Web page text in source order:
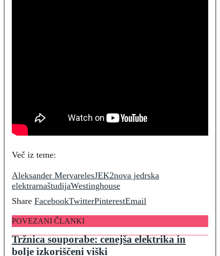
Več iz teme:
Aleksander MervarelesJEK2nova jedrska
elektrarnaštudijaWestinghouse
Share FacebookTwitterPinterestEmail
POVEZANI ČLANKI
Tržnica souporabe: cenejša elektrika in
bolje izkoriščeni viški